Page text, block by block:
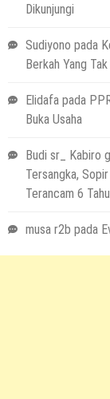
Dikunjungi
Sudiyono pada
Berkah Yang
Elidafa pada
Buka Usaha
Budi sr_ Kabiro
Tersangka,
Terancam 6
musa r2b pada